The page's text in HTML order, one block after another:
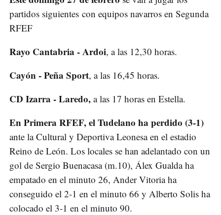
partidos siguientes con equipos navarros en Segunda
RFEF
Rayo Cantabria - Ardoi, a las 12,30 horas.
Cayón - Peña Sport, a las 16,45 horas.
CD Izarra - Laredo, a las 17 horas en Estella.
En Primera RFEF, el Tudelano ha perdido (3-1)
ante la Cultural y Deportiva Leonesa en el estadio
Reino de León. Los locales se han adelantado con un
gol de Sergio Buenacasa (m.10), Álex Gualda ha
empatado en el minuto 26, Ander Vitoria ha
conseguido el 2-1 en el minuto 66 y Alberto Solis ha
colocado el 3-1 en el minuto 90.